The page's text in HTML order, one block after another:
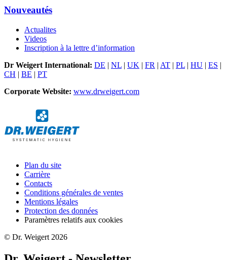
Nouveautés
Actualites
Videos
Inscription à la lettre d’information
Dr Weigert International: DE | NL | UK | FR | AT | PL | HU | ES |
CH | BE | PT
Corporate Website: www.drweigert.com
Plan du site
Carrière
Contacts
Conditions générales de ventes
Mentions légales
Protection des données
Paramètres relatifs aux cookies
© Dr. Weigert 2026